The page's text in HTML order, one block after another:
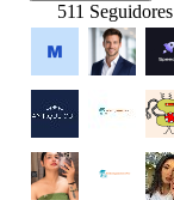
511 Seguidores